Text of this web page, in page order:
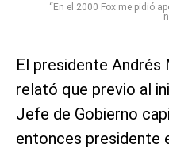
“En el 2000 Fox me pidió
El presidente Andrés
relató que previo al
Jefe de Gobierno
entonces presidente